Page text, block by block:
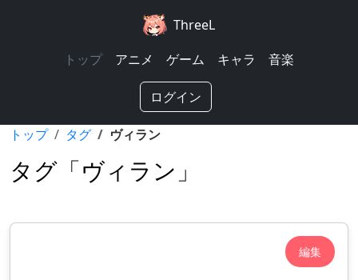
ThreeL
トップ
アニメ ゲーム キャラ 音楽
ログイン
トップ タグ ヴィラン
タグ「ヴィラン」
編集